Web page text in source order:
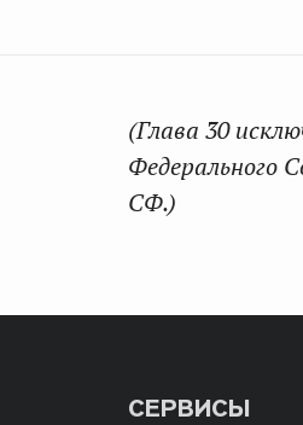
(Глава 30
Федерального
СФ.)
СЕРВИСЫ